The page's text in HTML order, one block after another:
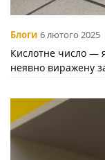
Блоги 6 лютого 2025
Кислотне число —
неявно виражену